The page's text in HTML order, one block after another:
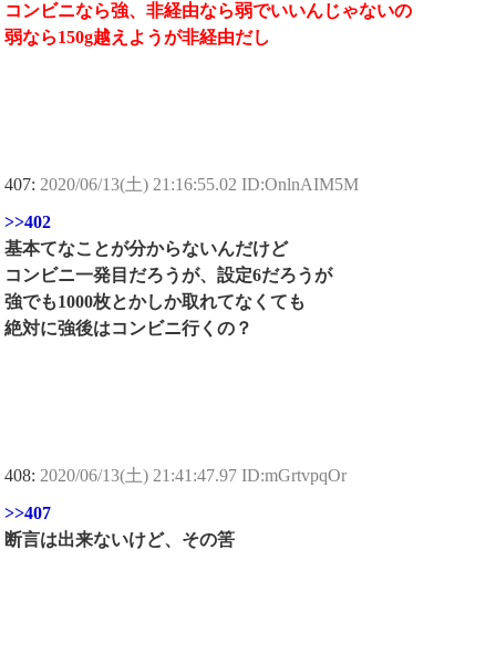
コンビニなら強、非経由なら弱でいいんじゃないの
弱なら150g越えようが非経由だし
407: 2020/06/13(土) 21:16:55.02 ID:OnlnAIM5M
>>402
基本てなことが分からないんだけど
コンビニ一発目だろうが、設定6だろうが
強でも1000枚とかしか取れてなくても
絶対に強後はコンビニ行くの？
408: 2020/06/13(土) 21:41:47.97 ID:mGrtvpqOr
>>407
断言は出来ないけど、その筈